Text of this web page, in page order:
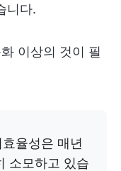
니다.
이상의 것이 필
율성은 매년
소모하고 있습